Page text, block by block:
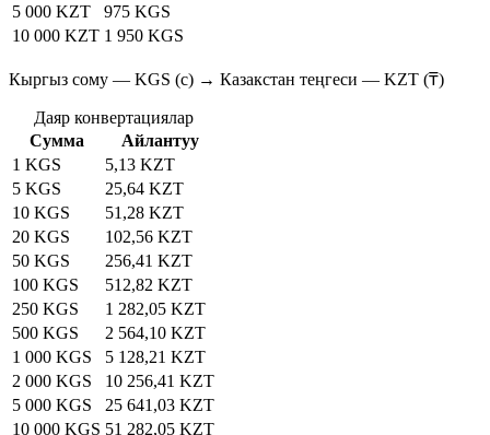
5 000 KZT
975 KGS
10 000 KZT 1 950 KGS
Кыргыз сому — KGS (с) → Казакстан теңгеси — KZT (₸)
Даяр конвертациялар
Сумма
Айлантуу
1 KGS
5,13 KZT
5 KGS
25,64 KZT
10 KGS
51,28 KZT
20 KGS
102,56 KZT
50 KGS
256,41 KZT
100 KGS
512,82 KZT
250 KGS
1 282,05 KZT
500 KGS
2 564,10 KZT
1 000 KGS
5 128,21 KZT
2 000 KGS
10 256,41 KZT
5 000 KGS
25 641,03 KZT
10 000 KGS 51 282,05 KZT